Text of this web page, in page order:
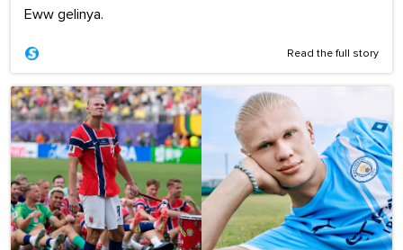
Eww gelinya.
Read the full story